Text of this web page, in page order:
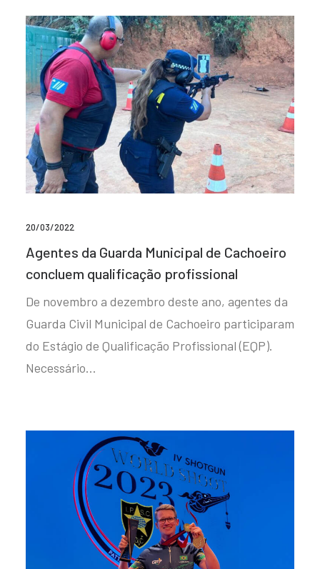
20/03/2022
Agentes da Guarda Municipal de Cachoeiro
concluem qualificação profissional
De novembro a dezembro deste ano, agentes da
Guarda Civil Municipal de Cachoeiro participaram
do Estágio de Qualificação Profissional (EQP).
Necessário…